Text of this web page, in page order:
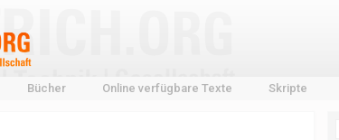
Skripte
Online verfügbare Texte
Bücher